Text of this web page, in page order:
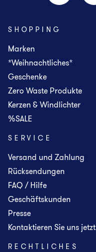
SHOPPING
Marken
*Weihnachtliches*
Geschenke
Zero Waste Produkte
Kerzen & Windlichter
%SALE
SERVICE
Versand und Zahlung
Rücksendungen
FAQ / Hilfe
Geschäftskunden
Presse
Kontaktieren Sie uns jetzt
RECHTLICHES